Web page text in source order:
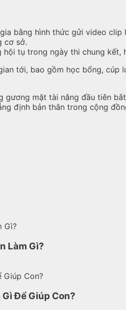
bằng hình thức gửi video clip
cơ sở.
tụ trong ngày thi chung kết,
tới, bao gồm học bổng, cúp
mặt tài năng đầu tiên
định bản thân trong cộng
Làm Gì?
Để Giúp Con?